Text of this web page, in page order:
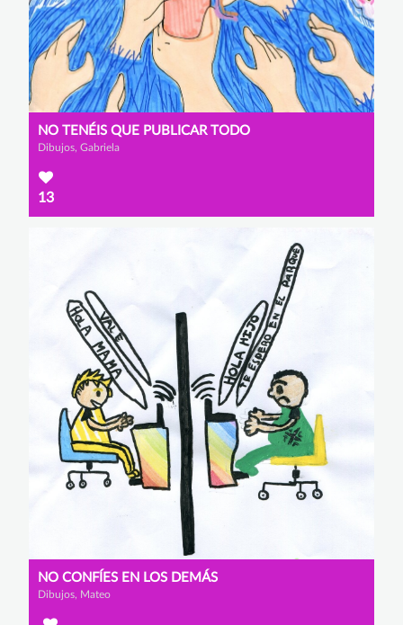
NO TENÉIS QUE PUBLICAR TODO
Dibujos, Gabriela
13
NO CONFÍES EN LOS DEMÁS
Dibujos, Mateo